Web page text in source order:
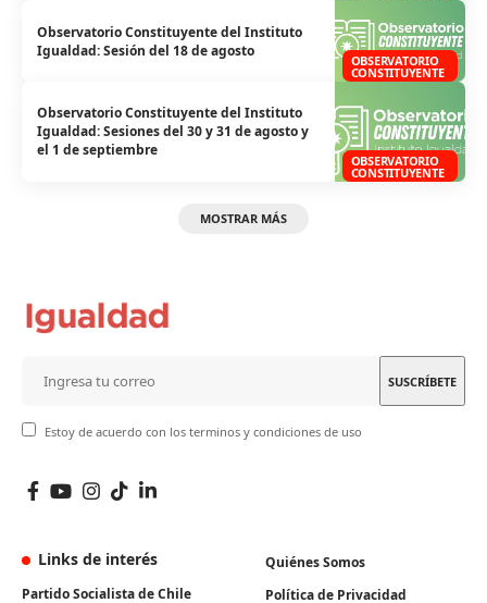
OBSERVATORIO
CONSTITUYENTE
Observatorio Constituyente del Instituto
Igualdad: Sesión del 18 de agosto
OBSERVATORIO
CONSTITUYENTE
Observatorio Constituyente del Instituto
Igualdad: Sesiones del 30 y 31 de agosto y
el 1 de septiembre
MOSTRAR MÁS
Estoy de acuerdo con los terminos y condiciones de uso
Links de interés
Partido Socialista de Chile
Quiénes Somos
Política de Privacidad